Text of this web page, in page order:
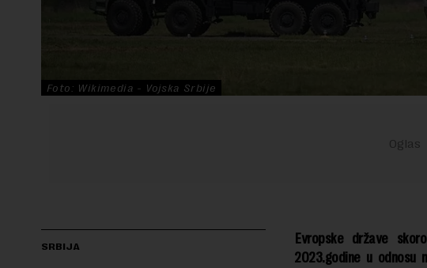
Foto: Wikimedia - Vojska Srbije
SRBIJA
Evropske države
2023.godine u odnosu